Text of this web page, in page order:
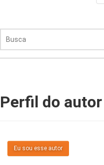
Perfil do autor
Eu sou esse autor